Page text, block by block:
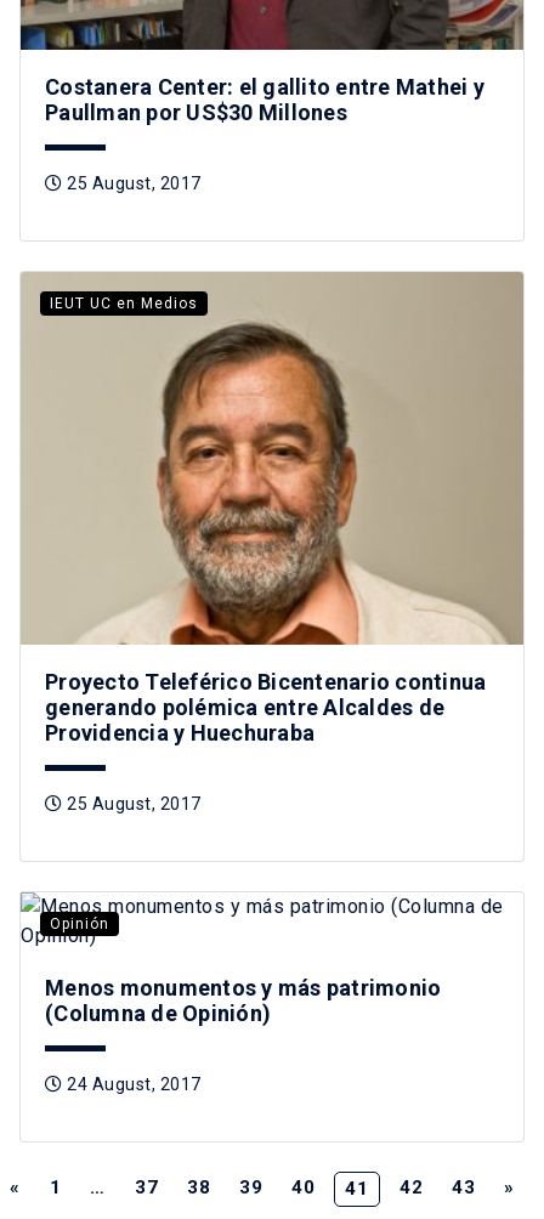
Costanera Center: el gallito entre Mathei y
Paullman por US$30 Millones
25 August, 2017
IEUT UC en Medios
Proyecto Teleférico Bicentenario continua
generando polémica entre Alcaldes de
Providencia y Huechuraba
25 August, 2017
Opinión
Menos monumentos y más patrimonio
(Columna de Opinión)
24 August, 2017
« 1 … 37 38 39 40 41 42 43 »